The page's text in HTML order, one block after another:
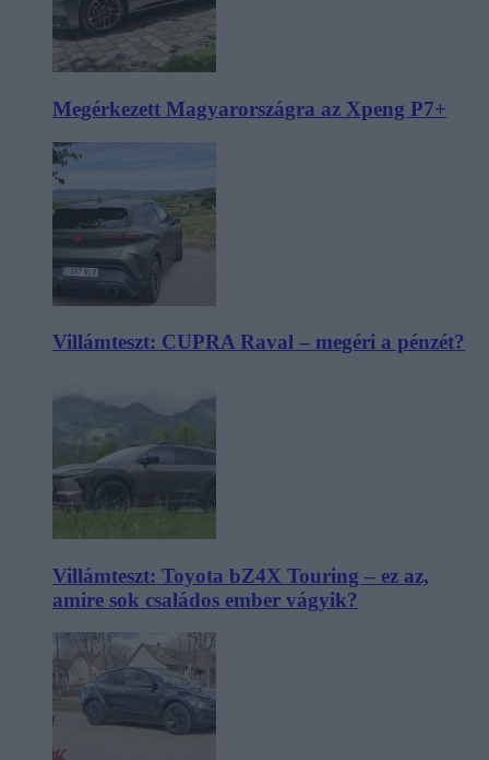
Megérkezett Magyarországra az Xpeng P7+
Villámteszt: CUPRA Raval – megéri a pénzét?
Villámteszt: Toyota bZ4X Touring – ez az,
amire sok családos ember vágyik?